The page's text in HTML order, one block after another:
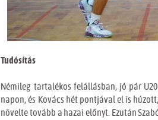
Tudósítás
Némileg tartalékos felállásban, jó pár
napon, és Kovács hét pontjával el is
növelte tovább a hazai előnyt. Ezután